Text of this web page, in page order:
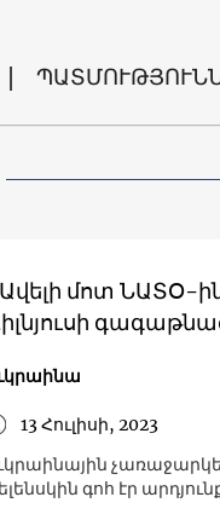
մոտ ՆԱՏՕ-ին, քան երբևէ».
13 Հուլիսի, 2023
գոհ էր